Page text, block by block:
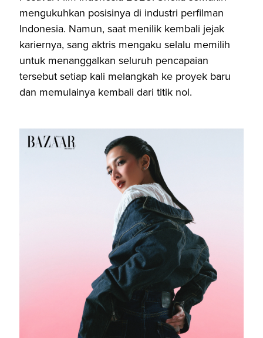
mengukuhkan posisinya di industri perfilman
Indonesia. Namun, saat menilik kembali jejak
kariernya, sang aktris mengaku selalu memilih
untuk menanggalkan seluruh pencapaian
tersebut setiap kali melangkah ke proyek baru
dan memulainya kembali dari titik nol.